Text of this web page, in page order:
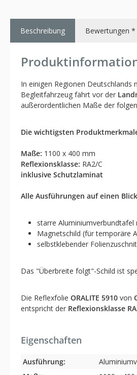
Beschreibung Bewertungen *
In einigen Regionen Deutschlands
Begleitfahrzeug fährt vor der
außerordentlichen Maße der
Die wichtigsten
Maße: 1100 x 400 mm
Reflexionsklasse: RA2/C
inklusive Schutzlaminat
Alle Ausführungen auf einen
starre
Magnetschild (für temporäre
selbstklebender
Das "Überbreite folgt"-Schild ist
Die Reflexfolie ORALITE 5910 von
entspricht der Reflexionsklasse
Eigenschaften
Ausführung: